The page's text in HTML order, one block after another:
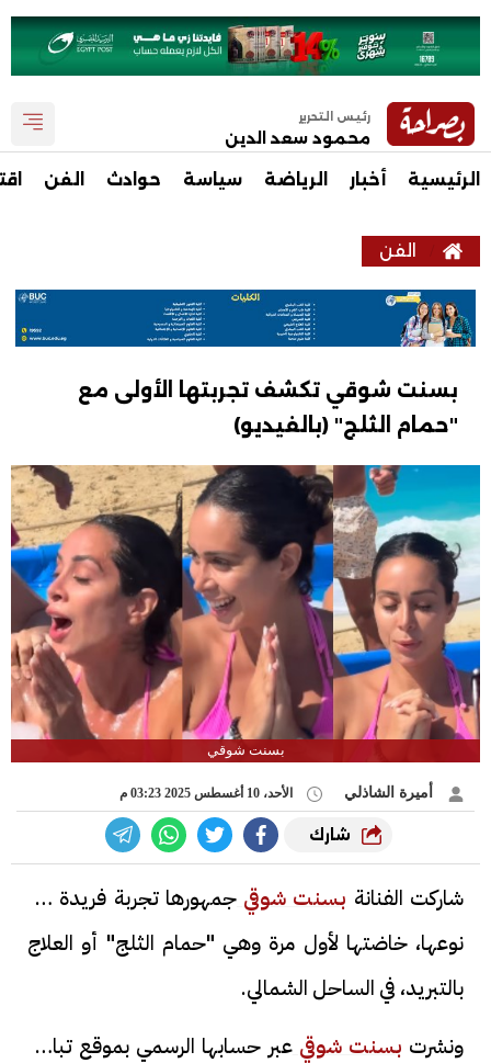
رئيس التحرير
محمود سعد الدين
الرئيسية أخبار الرياضة سياسة حوادث الفن
الفن
بسنت شوقي تكشف تجربتها الأولى مع
"حمام الثلج" (بالفيديو)
بسنت شوقي
أميرة الشاذلي الأحد، 10 أغسطس 2025 03:23 م
شارك
شاركت الفنانة بسنت شوقيجمهورها تجربة فريدة من
نوعها، خاضتها لأول مرة وهي "حمام الثلج" أو العلاج
بالتبريد، في الساحل الشمالي.
ونشرت بسنت شوقيعبر حسابها الرسمي بموقع تبادل